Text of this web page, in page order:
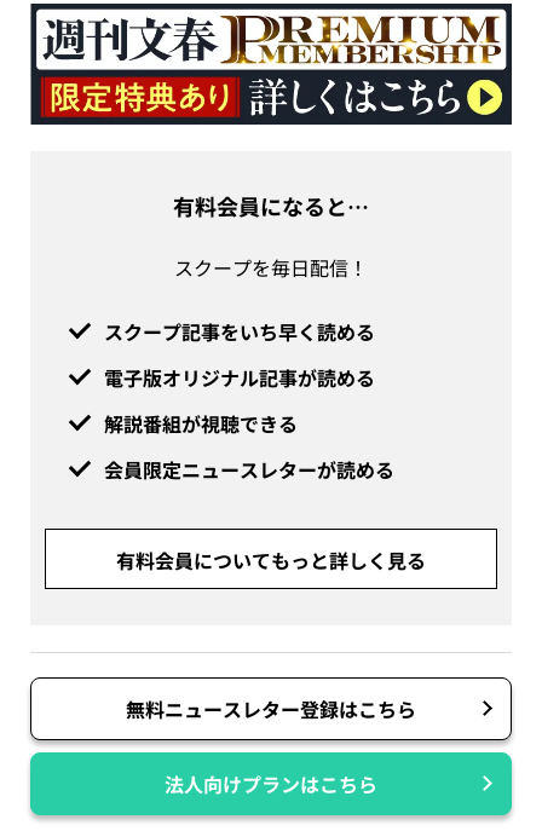
有料会員になると…
スクープを毎日配信！
スクープ記事をいち早く読める
電子版オリジナル記事が読める
解説番組が視聴できる
会員限定ニュースレターが読める
有料会員についてもっと詳しく見る
無料ニュースレター登録はこちら
法人向けプランはこちら